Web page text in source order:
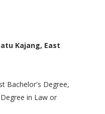
Kajang, East
Bachelor's Degree,
in Law or